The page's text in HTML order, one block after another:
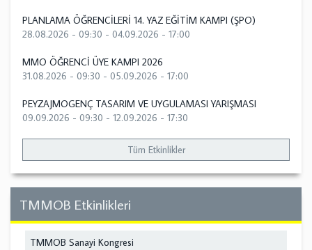
PLANLAMA ÖĞRENCİLERİ 14. YAZ EĞİTİM KAMPI (ŞPO)
28.08.2026 - 09:30 - 04.09.2026 - 17:00
MMO ÖĞRENCİ ÜYE KAMPI 2026
31.08.2026 - 09:30 - 05.09.2026 - 17:00
PEYZAJMOGENÇ TASARIM VE UYGULAMASI YARIŞMASI
09.09.2026 - 09:30 - 12.09.2026 - 17:30
Tüm Etkinlikler
TMMOB Etkinlikleri
TMMOB Sanayi Kongresi